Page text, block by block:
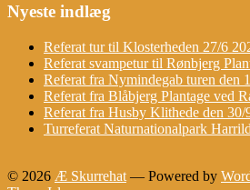
Nyeste indlæg
Referat tur til Klosterheden 27/6
Referat svampetur til Rønbjerg
Referat fra Nymindegab turen den
Referat fra Blåbjerg Plantage ved
Referat fra Husby Klithede den 30/
Turreferat Naturnationalpark
© 2026 Æ Skurrehat — Powered by